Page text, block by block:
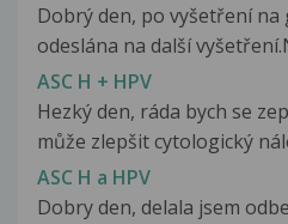
Dobrý den, po vyšetření
odeslána na další
ASC H + HPV
Hezký den, ráda bych se
může zlepšit cytologický
ASC H a HPV
Dobry den, delala jsem